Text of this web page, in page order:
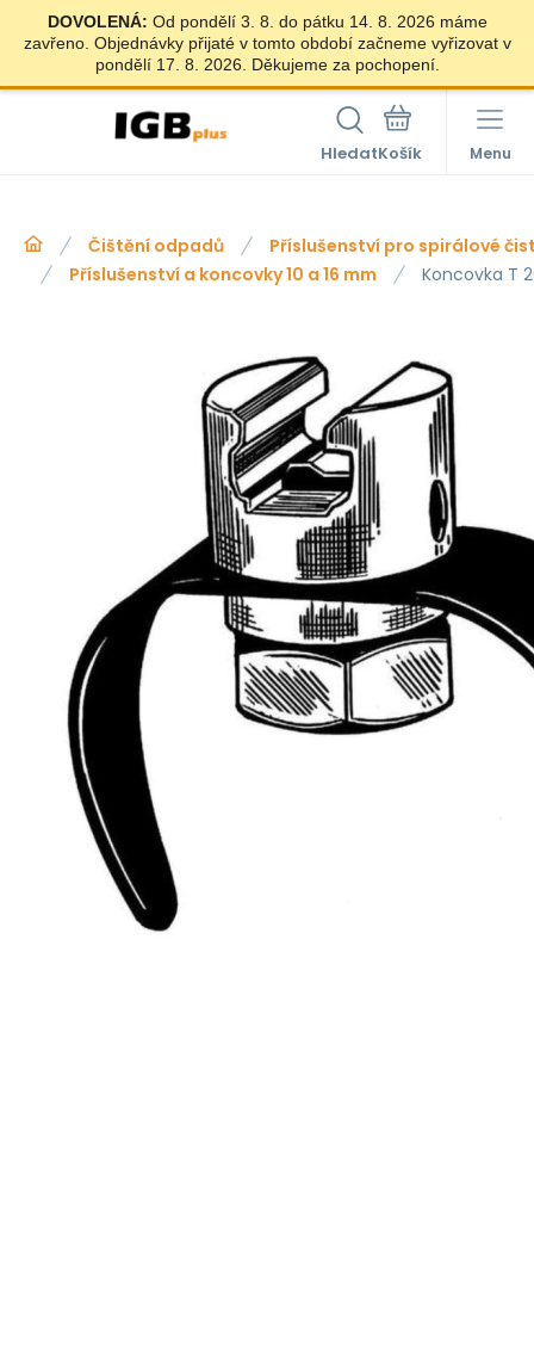
DOVOLENÁ: Od pondělí 3. 8. do pátku 14. 8. 2026 máme
zavřeno. Objednávky přijaté v tomto období začneme vyřizovat v
pondělí 17. 8. 2026. Děkujeme za pochopení.
Hledat Menu
Čištění odpadů
Příslušenství pro spirálové
Příslušenství a koncovky 10 a 16 mm
Koncovka T